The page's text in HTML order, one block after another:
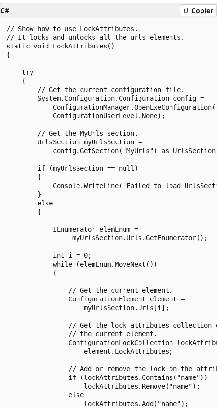
C# Copier
// Show how to use LockAttributes.
// It locks and unlocks all the urls elements.
static void LockAttributes()
{
    try
    {
        // Get the current configuration file.
        System.Configuration.Configuration config =
            ConfigurationManager.OpenExeConfiguration(
            ConfigurationUserLevel.None);
        // Get the MyUrls section.
        UrlsSection myUrlsSection =
config.GetSection("MyUrls") as
        if (myUrlsSection == null)
        {
Console.WriteLine("Failed to load
        }
        else
        {
            IEnumerator elemEnum =
                 myUrlsSection.Urls.GetEnumerator();
            int i = 0;
            while (elemEnum.MoveNext())
            {
                // Get the current element.
                ConfigurationElement element =
                    myUrlsSection.Urls[i];
// Get the lock attributes collection
                // the current element.
ConfigurationLockCollection
                    element.LockAttributes;
// Add or remove the lock on the
                if (lockAttributes.Contains("name"))
                    lockAttributes.Remove("name");
                else
                    lockAttributes.Add("name");